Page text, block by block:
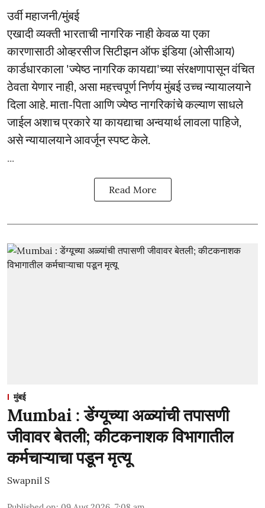
उर्वी महाजनी/मुंबई
एखादी व्यक्ती भारताची नागरिक नाही केवळ या एका
कारणासाठी ओव्हरसीज सिटीझन ऑफ इंडिया (ओसीआय)
कार्डधारकाला 'ज्येष्ठ नागरिक कायद्या'च्या संरक्षणापासून वंचित
ठेवता येणार नाही, असा महत्त्वपूर्ण निर्णय मुंबई उच्च न्यायालयाने
दिला आहे. माता-पिता आणि ज्येष्ठ नागरिकांचे कल्याण साधले
जाईल अशाच प्रकारे या कायद्याचा अन्वयार्थ लावला पाहिजे,
असे न्यायालयाने आवर्जून स्पष्ट केले.
...
Read More
मुंबई
Mumbai : डेंग्यूच्या अळ्यांची तपासणी
जीवावर बेतली; कीटकनाशक विभागातील
कर्मचाऱ्याचा पडून मृत्यू
Swapnil S